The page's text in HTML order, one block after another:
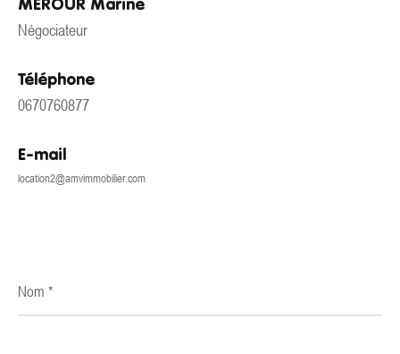
MEROUR Marine
Négociateur
Téléphone
0670760877
E-mail
location2@amvimmobilier.com
*